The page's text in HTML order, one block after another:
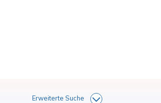
Erweiterte Suche